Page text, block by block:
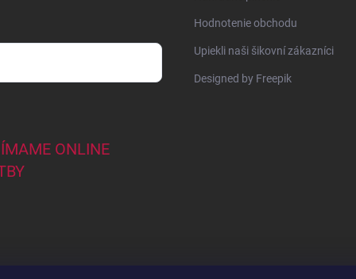
Hodnotenie obchodu
Upiekli naši šikovní zákazníci
Designed by Freepik
ONLINE